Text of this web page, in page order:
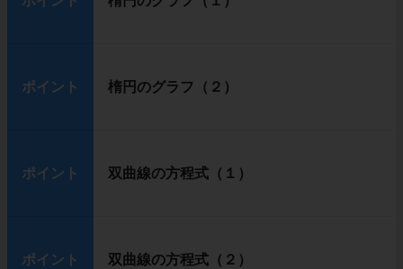
ポイント 楕円のグラフ（２）
ポイント 双曲線の方程式（１）
ポイント 双曲線の方程式（２）